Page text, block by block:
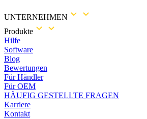
UNTERNEHMEN
Produkte
Hilfe
Software
Blog
Bewertungen
Für Händler
Für OEM
HÄUFIG GESTELLTE FRAGEN
Karriere
Kontakt